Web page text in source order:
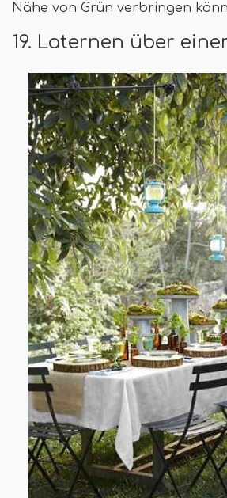
Nähe von Grün verbringen
19. Laternen über